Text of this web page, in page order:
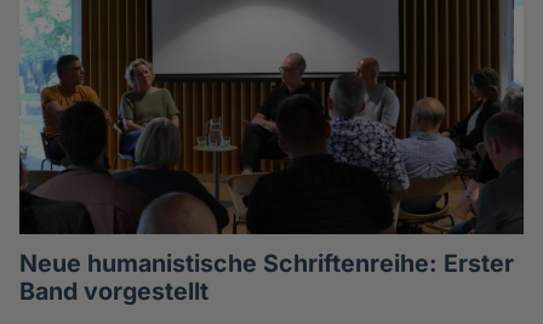
Neue humanistische Schriftenreihe: Erster
Band vorgestellt